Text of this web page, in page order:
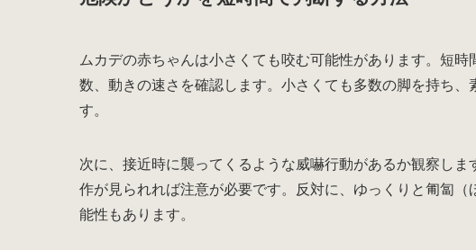
ムカデの赤ちゃんは小さくても咬む可能性があります。短
数、動きの速さを確認します。小さくても多数の脚を持ち
す。
次に、接近時に襲ってくるような威嚇行動があるか観察し
作が見られれば注意が必要です。反対に、ゆっくりと匍匐
能性もあります。